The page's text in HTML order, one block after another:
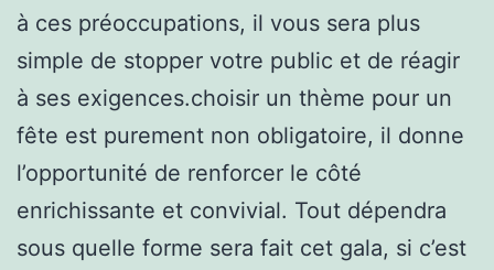
à ces préoccupations, il vous sera plus
simple de stopper votre public et de réagir
à ses exigences.choisir un thème pour un
fête est purement non obligatoire, il donne
l’opportunité de renforcer le côté
enrichissante et convivial. Tout dépendra
sous quelle forme sera fait cet gala, si c’est